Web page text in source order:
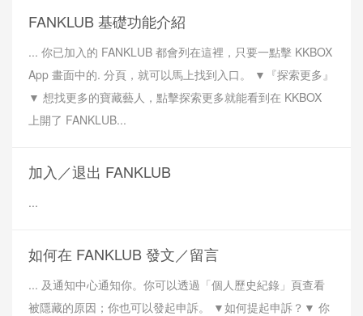
FANKLUB 基礎功能介紹
... 你已加入的 FANKLUB 都會列在這裡，只要一點擊 KKBOX
App 畫面中的. 分頁，就可以馬上找到入口。 ▼『探索更多』
▼ 想找更多的寶藏藝人，點擊探索更多就能看到在 KKBOX
上開了 FANKLUB...
加入／退出 FANKLUB
...
如何在 FANKLUB 發文／留言
... 及通知中心通知你。你可以透過「個人歷史紀錄」頁查看
被隱藏的原因；你也可以發起申訴。 ▼如何提起申訴？▼ 你